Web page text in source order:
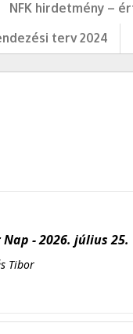
NFK hirdetmény –
terv 2024
- 2026. július 25.
Tibor